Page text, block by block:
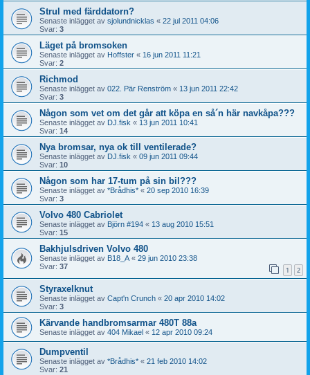
Strul med färddatorn?
Senaste inlägget av sjolundnicklas « 22 jul 2011 04:06
Svar: 3
Läget på bromsoken
Senaste inlägget av Hoffster « 16 jun 2011 11:21
Svar: 2
Richmod
Senaste inlägget av 022. Pär Renström « 13 jun 2011 22:42
Svar: 3
Någon som vet om det går att köpa en så´n här navkåpa???
Senaste inlägget av DJ.fisk « 13 jun 2011 10:41
Svar: 14
Nya bromsar, nya ok till ventilerade?
Senaste inlägget av DJ.fisk « 09 jun 2011 09:44
Svar: 10
Någon som har 17-tum på sin bil???
Senaste inlägget av *Brådhis* « 20 sep 2010 16:39
Svar: 3
Volvo 480 Cabriolet
Senaste inlägget av Björn #194 « 13 aug 2010 15:51
Svar: 15
Bakhjulsdriven Volvo 480
Senaste inlägget av B18_A « 29 jun 2010 23:38
Svar: 37 1 2
Styraxelknut
Senaste inlägget av Capt'n Crunch « 20 apr 2010 14:02
Svar: 3
Kärvande handbromsarmar 480T 88a
Senaste inlägget av 404 Mikael « 12 apr 2010 09:24
Dumpventil
Senaste inlägget av *Brådhis* « 21 feb 2010 14:02
Svar: 21